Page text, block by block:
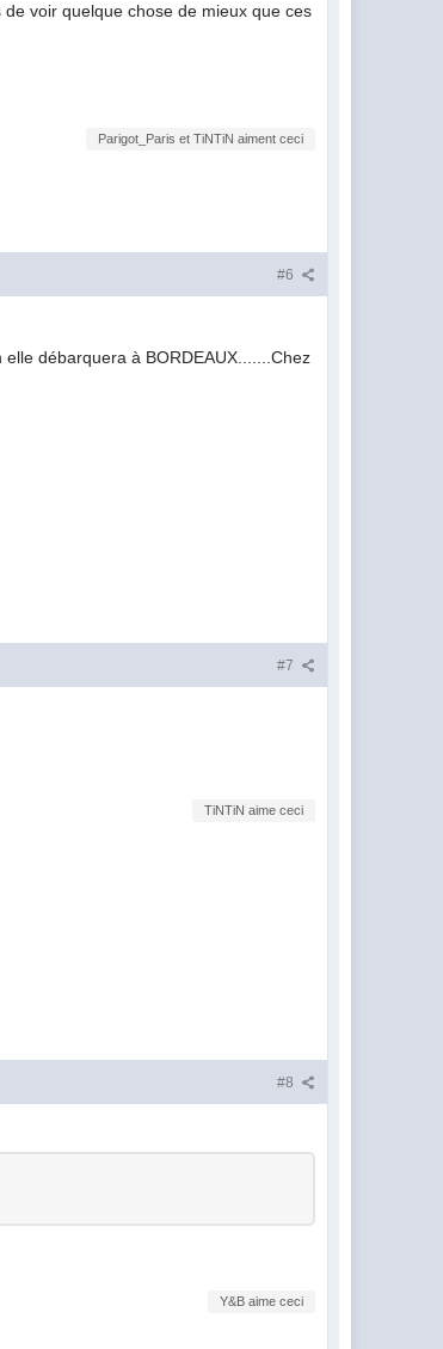
voir quelque chose de mieux que ces
Parigot_Paris et TiNTiN aiment ceci
#6
elle débarquera à BORDEAUX.......Chez
#7
TiNTiN aime ceci
#8
Y&B aime ceci